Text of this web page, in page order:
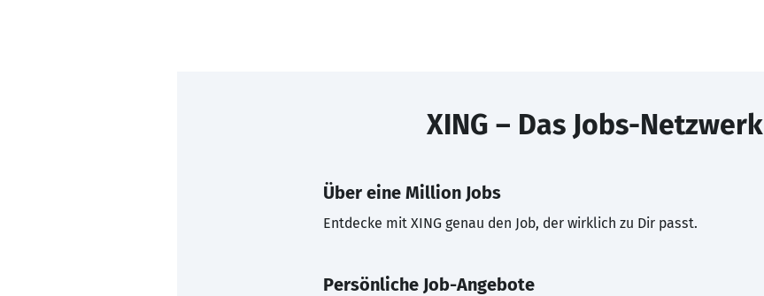
XING – Das Jobs-Netzwerk
Über eine Million Jobs
Entdecke mit XING genau den Job, der wirklich zu Dir passt.
Persönliche Job-Angebote